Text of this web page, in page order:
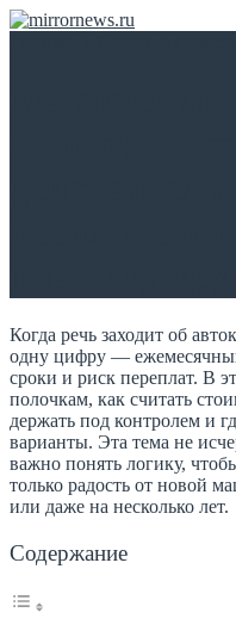
Когда речь заходит об
одну цифру —
сроки и риск переплат. В
полочкам, как считать
держать под контролем и
варианты. Эта тема не
важно понять логику,
только радость от новой
или даже на несколько лет.
Содержание